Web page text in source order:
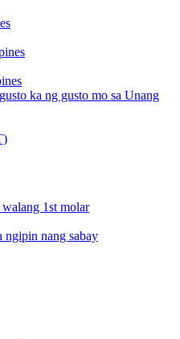
ka ng gusto mo sa Unang
walang 1st molar
ngipin nang sabay